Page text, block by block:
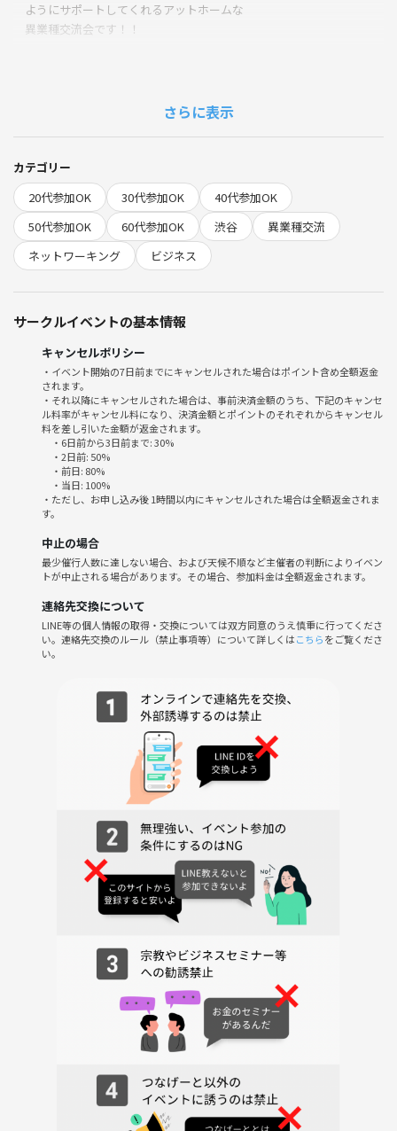
ようにサポートしてくれるアットホームな
異業種交流会です！！
これからどんどん新しい方と出会えるのを
楽しみにしています！
⭐︎もっと人脈を広げたい
⭐︎人と話して視野を広げたい
⭐︎空き時間に人と話したい
⭐︎いろんな業種の方と交流したい
こんな方にめっちゃおすすめな
異業種交流会ですー☕️
気軽に参加してみてくださーい✨
📝イベント詳細📝
💰料金
1,300円
※コーヒー＋軽食1品を含む！
※コーヒー以外もあります！
🏠場所
渋谷にあるカフェ
※つなげーと以外からも参加者がいるかもし れません。
（開始時刻の10分ほど前から主催者がいます）
（受付時に現金でのお支払いとなります）
③プロフィールカード記入後に自己紹介
④ドリンクをセルフで取りへ行く
⑥フリートーク（途中、1回席替えあり)
⑦連絡先交換タイム
①開始時刻に遅れる場合はご連絡ください。
差別的な発言、悪口、嫌がらせ、いじめ、
過度な勧誘（MLMや宗教）や営業、執拗に
連絡先を聞くこと、進行の妨害、許可のな いチラシ配布はおや
さらに表示
カテゴリー
20代参加OK
30代参加OK
40代参加OK
50代参加OK
60代参加OK 渋谷
異業種交流
ネットワーキング
ビジネス
サークルイベントの基本情報
キャンセルポリシー
・イベント開始の7日前までにキャンセルされた場合はポイント含め全額返金
されます。
・それ以降にキャンセルされた場合は、事前決済金額のうち、下記のキャンセ
ル料率がキャンセル料になり、決済金額とポイントのそれぞれからキャンセル
料を差し引いた金額が返金されます。
・6日前から3日前まで: 30%
・2日前: 50%
・前日: 80%
・当日: 100%
・ただし、お申し込み後 1時間以内にキャンセルされた場合は全額返金されま
す。
中止の場合
最少催行人数に達しない場合、および天候不順など主催者の判断によりイベン
トが中止される場合があります。その場合、参加料金は全額返金されます。
連絡先交換について
LINE等の個人情報の取得・交換については双方同意のうえ慎重に行ってくださ
い。連絡先交換のルール（禁止事項等）について詳しくはこちらをご覧くださ
い。